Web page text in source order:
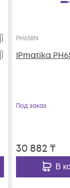
PH658N
IPmatika
Под заказ
30 882 ₸
В